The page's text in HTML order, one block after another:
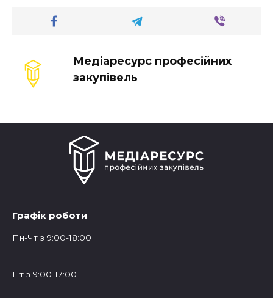
Медіаресурс професійних
закупівель
Графік роботи
Пн-Чт з 9:00-18:00
Пт з 9:00-17:00